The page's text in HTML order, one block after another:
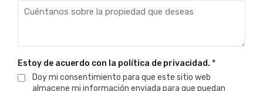
Estoy de acuerdo con la política de privacidad. *
Doy mi consentimiento para que este sitio web
almacene mi información enviada para que puedan